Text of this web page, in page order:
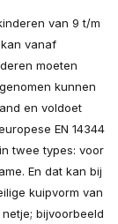
van 9 t/m
vanaf
moeten
kunnen
en voldoet
EN 14344
twee types: voor
En dat kan bij
kuipvorm van
bijvoorbeeld